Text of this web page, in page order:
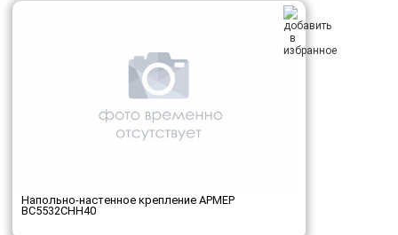
Напольно-настенное крепление АРМЕР
ВС5532СНН40